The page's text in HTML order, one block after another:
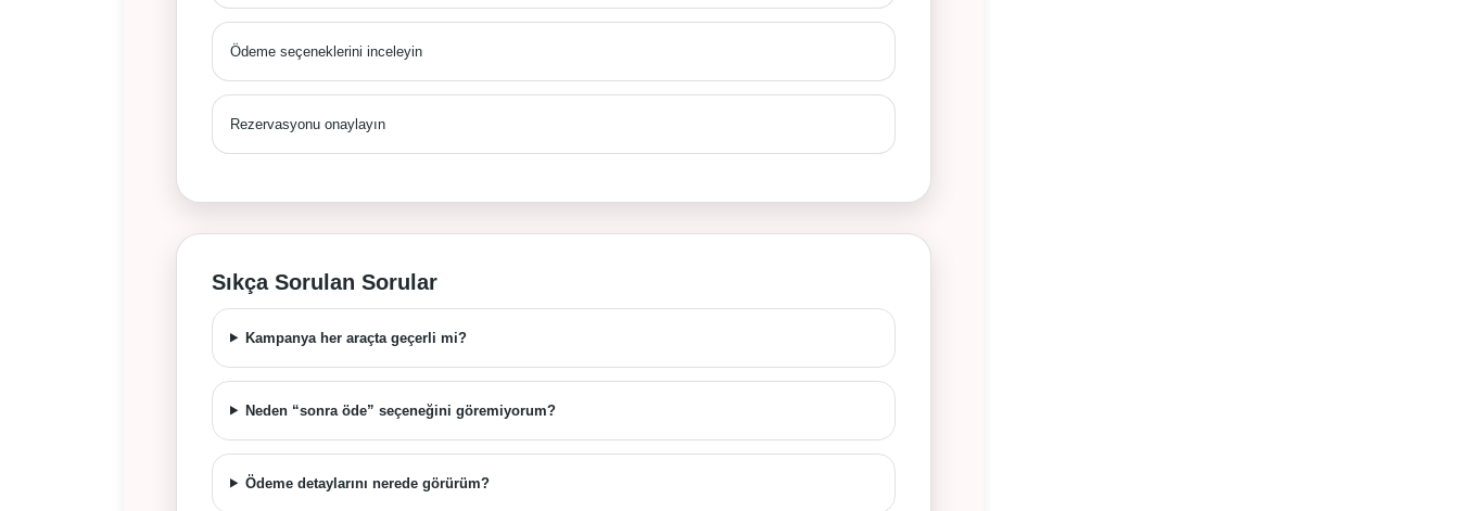
Ödeme seçeneklerini inceleyin
Rezervasyonu onaylayın
Sıkça Sorulan Sorular
Kampanya her araçta geçerli mi?
Neden “sonra öde” seçeneğini göremiyorum?
Ödeme detaylarını nerede görürüm?